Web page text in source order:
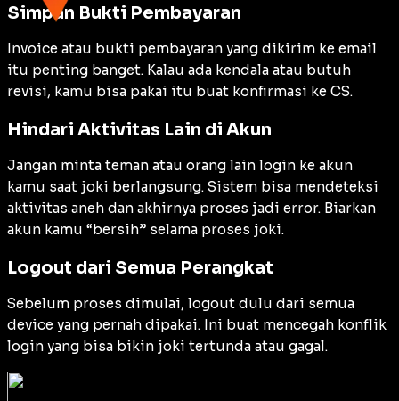
Simpan Bukti Pembayaran
Invoice atau bukti pembayaran yang dikirim ke email
itu penting banget. Kalau ada kendala atau butuh
revisi, kamu bisa pakai itu buat konfirmasi ke CS.
Hindari Aktivitas Lain di Akun
Jangan minta teman atau orang lain login ke akun
kamu saat joki berlangsung. Sistem bisa mendeteksi
aktivitas aneh dan akhirnya proses jadi error. Biarkan
akun kamu “bersih” selama proses joki.
Logout dari Semua Perangkat
Sebelum proses dimulai, logout dulu dari semua
device yang pernah dipakai. Ini buat mencegah konflik
login yang bisa bikin joki tertunda atau gagal.